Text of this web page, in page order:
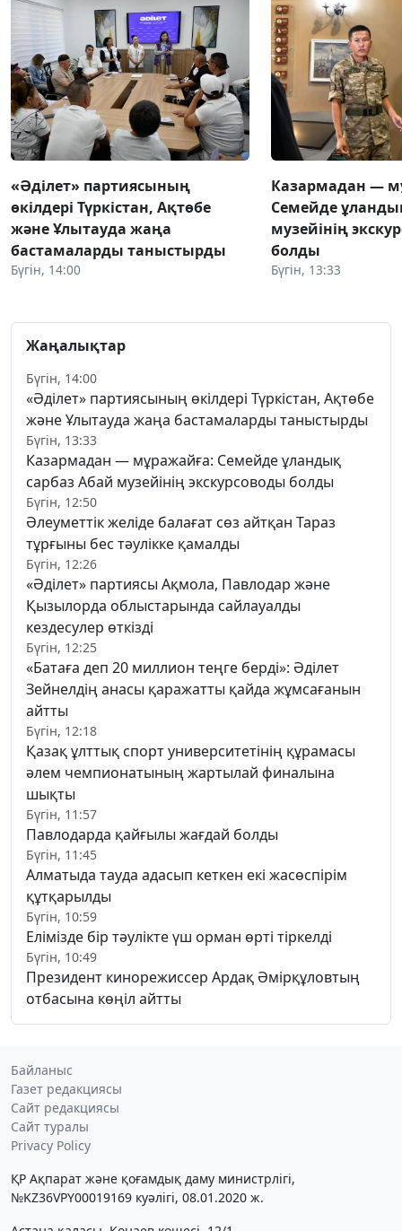
«Әділет» партиясының
өкілдері Түркістан, Ақтөбе
және Ұлытауда жаңа
бастамаларды таныстырды
Бүгін, 14:00
Казармадан —
Семейде
музейінің
болды
Бүгін, 13:33
Жаңалықтар
Бүгін, 14:00
«Әділет» партиясының өкілдері Түркістан, Ақтөбе
және Ұлытауда жаңа бастамаларды таныстырды
Бүгін, 13:33
Казармадан — мұражайға: Семейде ұландық
сарбаз Абай музейінің экскурсоводы болды
Бүгін, 12:50
Әлеуметтік желіде балағат сөз айтқан Тараз
тұрғыны бес тәулікке қамалды
Бүгін, 12:26
«Әділет» партиясы Ақмола, Павлодар және
Қызылорда облыстарында сайлауалды
кездесулер өткізді
Бүгін, 12:25
«Батаға деп 20 миллион теңге берді»: Әділет
Зейнелдің анасы қаражатты қайда жұмсағанын
айтты
Бүгін, 12:18
Қазақ ұлттық спорт университетінің құрамасы
әлем чемпионатының жартылай финалына
шықты
Бүгін, 11:57
Павлодарда қайғылы жағдай болды
Бүгін, 11:45
Алматыда тауда адасып кеткен екі жасөспірім
құтқарылды
Бүгін, 10:59
Елімізде бір тәулікте үш орман өрті тіркелді
Бүгін, 10:49
Президент кинорежиссер Ардақ Әмірқұловтың
отбасына көңіл айтты
Байланыс
Газет редакциясы
Сайт редакциясы
Сайт туралы
Privacy Policy
ҚР Ақпарат және қоғамдық даму министрлігі,
№KZ36VPY00019169 куәлігі, 08.01.2020 ж.